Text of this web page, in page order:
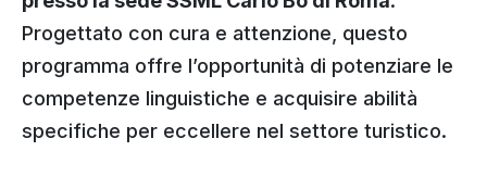
Progettato con cura e attenzione, questo
programma offre l’opportunità di potenziare le
competenze linguistiche e acquisire abilità
specifiche per eccellere nel settore turistico.